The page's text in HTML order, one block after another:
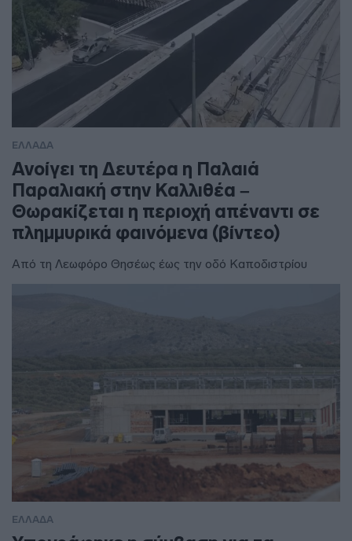
ΕΛΛΑΔΑ
Ανοίγει τη Δευτέρα η Παλαιά
Παραλιακή στην Καλλιθέα –
Θωρακίζεται η περιοχή απέναντι σε
πλημμυρικά φαινόμενα (βίντεο)
Από τη Λεωφόρο Θησέως έως την οδό Καποδιστρίου
ΕΛΛΑΔΑ